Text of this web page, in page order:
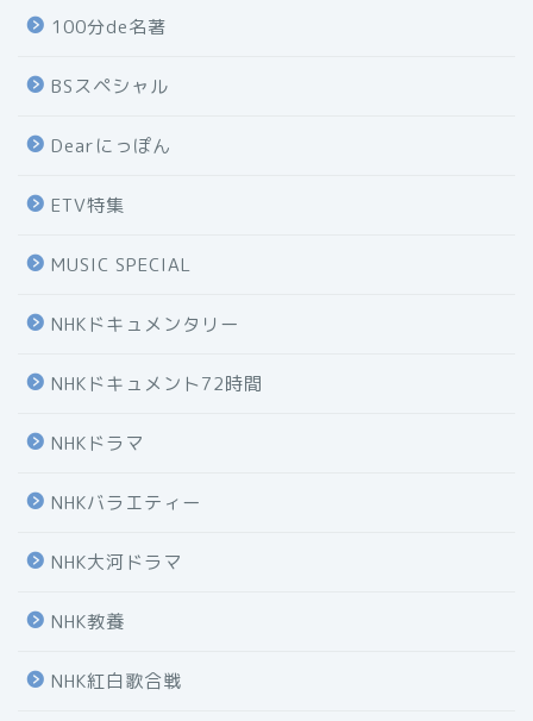
100分de名著
BSスペシャル
Dearにっぽん
ETV特集
MUSIC SPECIAL
NHKドキュメンタリー
NHKドキュメント72時間
NHKドラマ
NHKバラエティー
NHK大河ドラマ
NHK教養
NHK紅白歌合戦